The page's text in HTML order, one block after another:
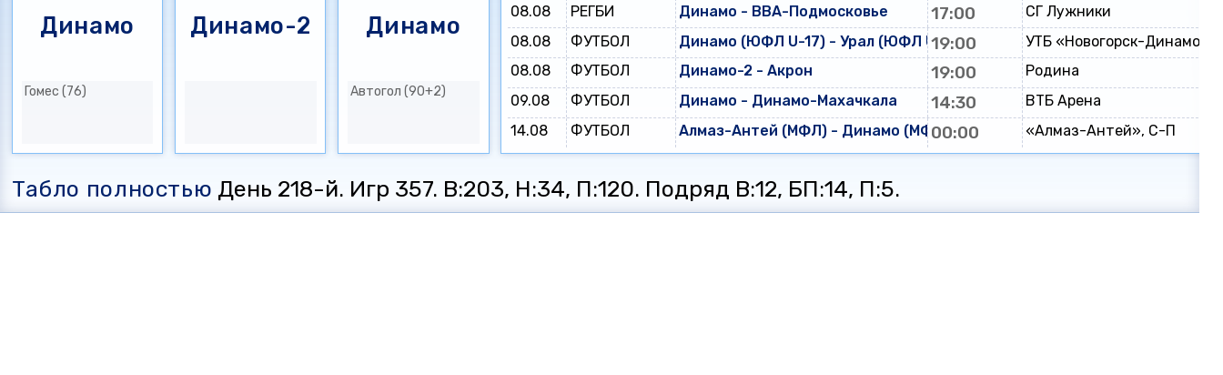
Динамо
Гомес (76)
Динамо-2 Динамо
Автогол (90+2)
08.08
РЕГБИ Динамо - ВВА-Подмосковье 17:00
СГ Лужники
08.08
ФУТБОЛ Динамо (ЮФЛ U-17) - Урал (ЮФЛ U-17)
19:00
УТБ «Новогорск-Динамо»
08.08
ФУТБОЛ Динамо-2 - Акрон 19:00
Родина
09.08
ФУТБОЛ Динамо - Динамо-Махачкала 14:30
ВТБ Арена
14.08
ФУТБОЛ Алмаз-Антей (МФЛ) - Динамо (МФЛ)00:00 «Алмаз-Антей», С-П
Табло полностью День 218-й. Игр 357. В:203, Н:34, П:120. Подряд В:12, БП:14, П:5.